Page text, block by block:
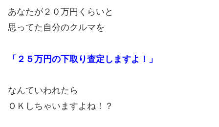
あなたが２０万円くらいと
思ってた自分のクルマを
「２５万円の下取り査定しますよ！」
なんていわれたら
ＯＫしちゃいますよね！？